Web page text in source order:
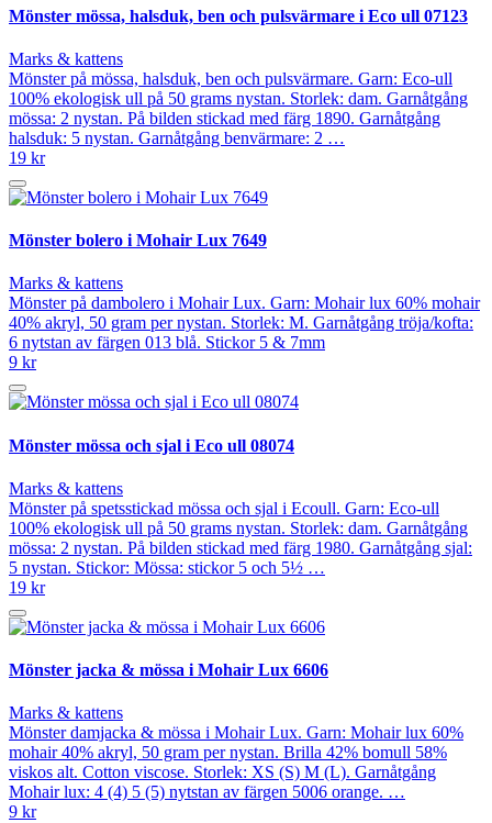
Mönster mössa, halsduk, ben och pulsvärmare i Eco ull 07123
Marks & kattens
Mönster på mössa, halsduk, ben och pulsvärmare. Garn: Eco-ull
100% ekologisk ull på 50 grams nystan. Storlek: dam. Garnåtgång
mössa: 2 nystan. På bilden stickad med färg 1890. Garnåtgång
halsduk: 5 nystan. Garnåtgång benvärmare: 2 …
19 kr
Mönster bolero i Mohair Lux 7649
Marks & kattens
Mönster på dambolero i Mohair Lux. Garn: Mohair lux 60% mohair
40% akryl, 50 gram per nystan. Storlek: M. Garnåtgång tröja/kofta:
6 nytstan av färgen 013 blå. Stickor 5 & 7mm
9 kr
Mönster mössa och sjal i Eco ull 08074
Marks & kattens
Mönster på spetsstickad mössa och sjal i Ecoull. Garn: Eco-ull
100% ekologisk ull på 50 grams nystan. Storlek: dam. Garnåtgång
mössa: 2 nystan. På bilden stickad med färg 1980. Garnåtgång sjal:
5 nystan. Stickor: Mössa: stickor 5 och 5½ …
19 kr
Mönster jacka & mössa i Mohair Lux 6606
Marks & kattens
Mönster damjacka & mössa i Mohair Lux. Garn: Mohair lux 60%
mohair 40% akryl, 50 gram per nystan. Brilla 42% bomull 58%
viskos alt. Cotton viscose. Storlek: XS (S) M (L). Garnåtgång
Mohair lux: 4 (4) 5 (5) nytstan av färgen 5006 orange. …
9 kr